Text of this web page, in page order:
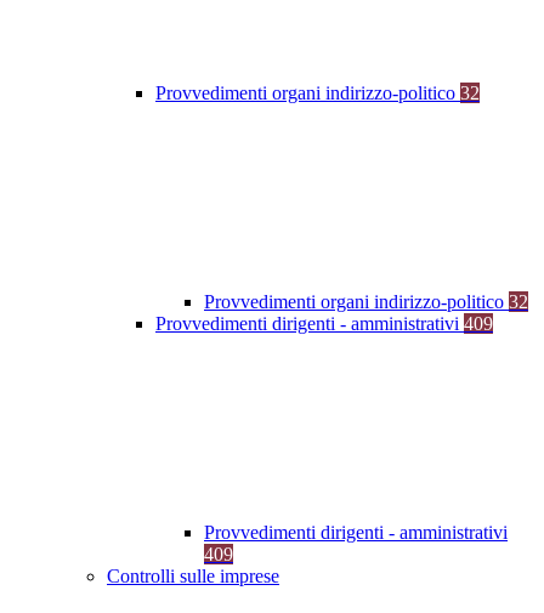
Provvedimenti organi indirizzo-politico 32
Provvedimenti organi indirizzo-politico 32
Provvedimenti dirigenti - amministrativi 409
Provvedimenti dirigenti - amministrativi
409
Controlli sulle imprese